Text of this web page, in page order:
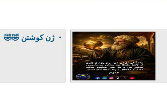
ژن کوشتن 🤣🤣